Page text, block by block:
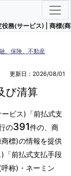
務(サービス) | 商標(
、保険、不動産
更新日：2026/08/01
び清算
ビス)「前払式支
の391件の、商
標)の情報を提供
「前払式支払手段
称)・ネーミン